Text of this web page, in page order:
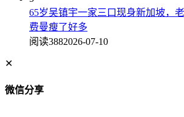
65岁吴镇宇一家三口现身新加坡，
费曼瘦了好多
阅读3882026-07-10
✕
微信分享